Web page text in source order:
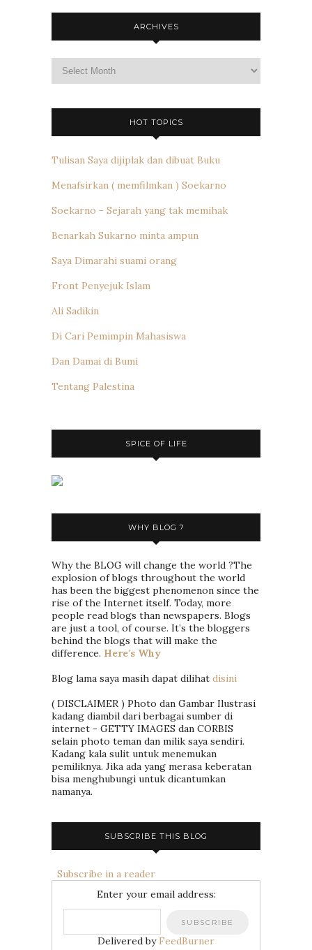
ARCHIVES
HOT TOPICS
Tulisan Saya dijiplak dan dibuat Buku
Menafsirkan ( memfilmkan ) Soekarno
Soekarno - Sejarah yang tak memihak
Benarkah Sukarno minta ampun
Saya Dimarahi suami orang
Front Penyejuk Islam
Ali Sadikin
Di Cari Pemimpin Mahasiswa
Dan Damai di Bumi
Tentang Palestina
SPICE OF LIFE
WHY BLOG ?
Why the BLOG will change the world ?The
explosion of blogs throughout the world
has been the biggest phenomenon since the
rise of the Internet itself. Today, more
people read blogs than newspapers. Blogs
are just a tool, of course. It’s the bloggers
behind the blogs that will make the
difference. Here's Why
Blog lama saya masih dapat dilihat disini
( DISCLAIMER ) Photo dan Gambar Ilustrasi
kadang diambil dari berbagai sumber di
internet - GETTY IMAGES dan CORBIS
selain photo teman dan milik saya sendiri.
Kadang kala sulit untuk menemukan
pemiliknya. Jika ada yang merasa keberatan
bisa menghubungi untuk dicantumkan
namanya.
SUBSCRIBE THIS BLOG
Subscribe in a reader
Enter your email address:
Delivered by FeedBurner